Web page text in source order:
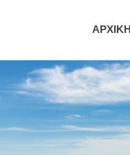
ΑΡΧΙΚΗ